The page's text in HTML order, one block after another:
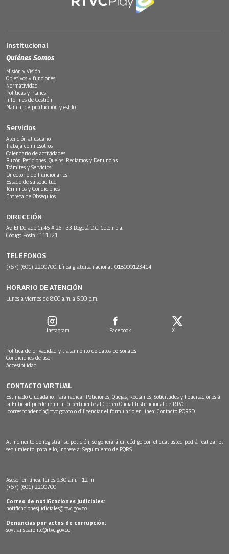
Institucional
Quiénes Somos
Misión y Visión
Objetivos y funciones
Normatividad
Políticas y Planes
Informes de Gestión
Manual de producción y estilo
Servicios
Atención al usuario
Trabaja con nosotros
Calendario de actividades
Buzón Peticiones, Quejas, Reclamos y Denuncias
Trámites y Servicios
Directorio de Funcionarios
Estado de su solicitud
Términos y Condiciones
Entrega de Obsequios
DIRECCIÓN
Av. El Dorado Cr.45 # 26 - 33 Bogotá D.C. Colombia.
Código Postal: 111321
TELÉFONOS
(+57) (601) 2200700. Línea gratuita nacional: 018000123414
HORARIO DE ATENCIÓN
Lunes a viernes de 8:00 a.m. a 5:00 p.m.
Instagram Facebook X
Política de privacidad y tratamiento de datos personales
Condiciones de uso
Accesibilidad
CONTACTO VIRTUAL
Estimado Ciudadano: Para radicar Peticiones, Quejas, Reclamos, Solicitudes y Felicitaciones a
la Entidad puede remitir lo pertinente al Correo Oficial Institucional de RTVC
correspondencia@rtvc.gov.co o diligenciar el formulario en línea: Contacto PQRSD.
Al momento de registrar su petición, se generará un código con el cual usted podrá realizar el
seguimiento, para ello, ingrese a: Seguimiento de PQRS
Asesor en línea: lunes 9:30 a.m. - 12 m
(+57) (601) 2200700
Correo de notificaciones judiciales:
notificacionesjudiciales@rtvc.gov.co
Denuncias por actos de corrupción:
soytransparente@rtvc.gov.co